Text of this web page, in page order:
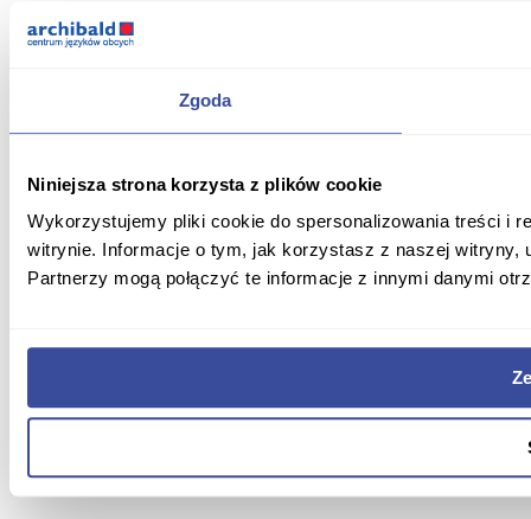
Zgoda
Niniejsza strona korzysta z plików cookie
Wykorzystujemy pliki cookie do spersonalizowania treści i
witrynie. Informacje o tym, jak korzystasz z naszej witryny,
Partnerzy mogą połączyć te informacje z innymi danymi